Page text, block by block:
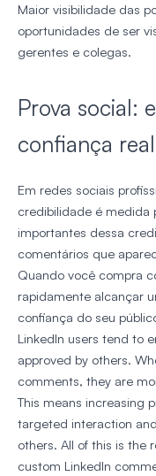
Maior visibilidade das
oportunidades de ser
gerentes e colegas.
Prova social:
confiança real
Em redes sociais
credibilidade é medida
importantes dessa
comentários que
Quando você compra
rapidamente alcançar
confiança do seu
LinkedIn users tend to
approved by others.
comments, they are
This means increasing
targeted interaction
others. All of this is the
custom LinkedIn